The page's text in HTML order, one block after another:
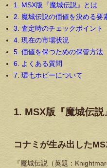
1. MSX版『魔城伝説』とは
2. 魔城伝説の価値を決める要
3. 査定時のチェックポイント
4. 現在の市場状況
5. 価値を保つための保管方法
6. よくある質問
7. 環七ホビーについて
1. MSX版『魔城伝説
コナミが生み出した
『魔城伝説（英題：